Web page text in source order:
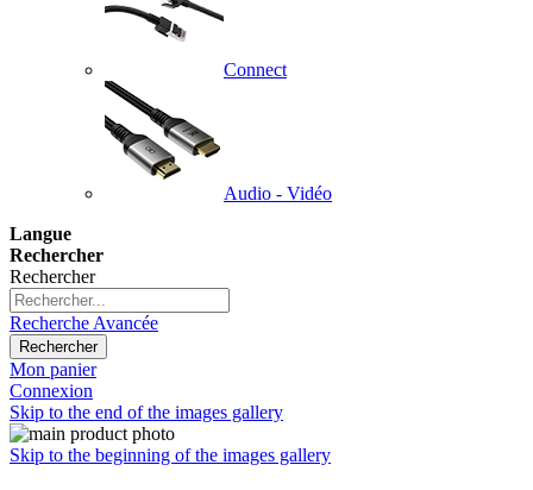
Connect
Audio - Vidéo
Langue
Rechercher
Rechercher
Recherche Avancée
Rechercher
Mon panier
Connexion
Skip to the end of the images gallery
Skip to the beginning of the images gallery